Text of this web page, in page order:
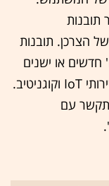
הצרכן. תובנות
חדשים או ישנים
המתקשרים עם אתרי אינטרנט שונים ושירותי IoT וקוגניטיב.
עם